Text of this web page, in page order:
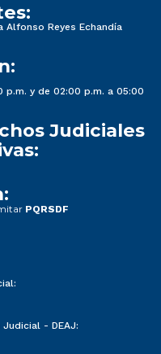
Alfonso Reyes Echandía
p.m. y de 02:00 p.m. a 05:00
Judiciales
PQRSDF
- DEAJ: